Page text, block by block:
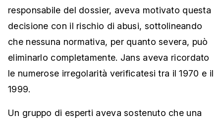
responsabile del dossier, aveva motivato questa
decisione con il rischio di abusi, sottolineando
che nessuna normativa, per quanto severa, può
eliminarlo completamente. Jans aveva ricordato
le numerose irregolarità verificatesi tra il 1970 e il
1999.
Un gruppo di esperti aveva sostenuto che una